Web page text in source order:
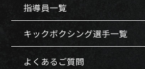
指導員一覧
キックボクシング選手一覧
よくあるご質問